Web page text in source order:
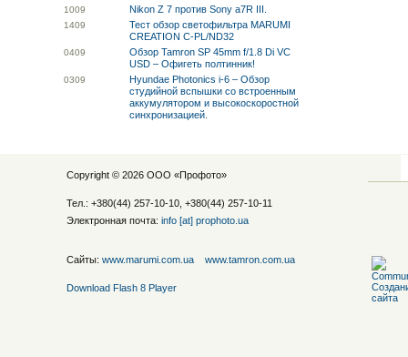
1009 Nikon Z 7 против Sony a7R III.
1409
Тест обзор светофильтра MARUMI
CREATION C-PL/ND32
0409
Обзор Tamron SP 45mm f/1.8 Di VC
USD – Офигеть полтинник!
0309
Hyundae Photonics i-6 – Обзор
студийной вспышки со встроенным
аккумулятором и высокоскоростной
синхронизацией.
Copyright © 2026 ООО «Профото»
Тел.: +380(44) 257-10-10, +380(44) 257-10-11
Электронная почта: info [at] prophoto.ua
Сайты: www.marumi.com.ua www.tamron.com.ua
Download Flash 8 Player